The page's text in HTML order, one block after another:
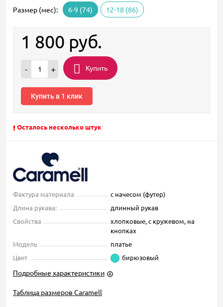
Размер (мес): 6-9 (74) 12-18 (86)
1 800 руб.
- + Купить
Купить в 1 клик
Осталось несколько штук
Фактура материала
с начесом (футер)
Длина рукава:
длинный рукав
Свойства
хлопковые, с кружевом, на
кнопках
Модель
платье
Цвет
бирюзовый
Подробные характеристики
Таблица размеров Caramell